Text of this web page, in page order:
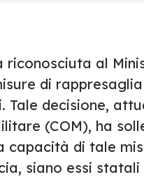
al
di
Tale decisione,
(COM), ha
di tale
siano essi statali